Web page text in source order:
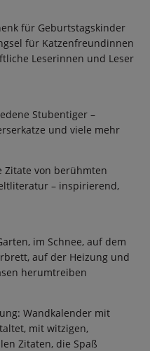
für Geburtstagskinder
für Katzenfreundinnen
Leserinnen und Leser
Stubentiger –
und viele mehr
Zitate von berühmten
– inspirierend,
im Schnee, auf dem
auf der Heizung und
herumtreiben
Wandkalender mit
mit witzigen,
Zitaten, die Spaß